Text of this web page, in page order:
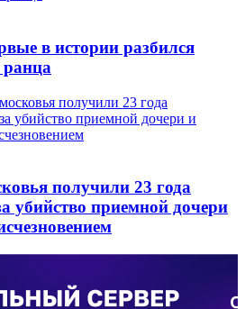
в истории разбился
ранца
получили 23 года
убийство приемной дочери